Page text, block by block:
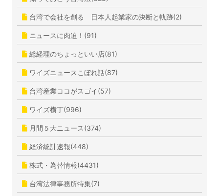
台湾で会社を創る 日本人起業家の決断と軌跡(2)
ニュースに肉迫！(91)
総経理のちょっといい店(81)
ワイズニュースこぼれ話(87)
台湾産業ココがスゴイ(57)
ワイズ横丁(996)
月間５大ニュース(374)
経済統計速報(448)
株式・為替情報(4431)
台湾法律事務所特集(7)